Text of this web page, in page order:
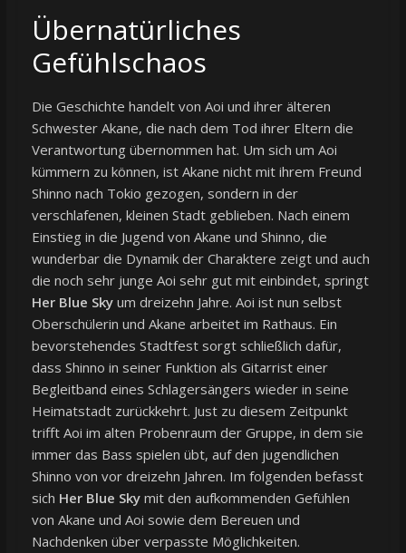
Übernatürliches
Gefühlschaos
Die Geschichte handelt von Aoi und ihrer älteren
Schwester Akane, die nach dem Tod ihrer Eltern die
Verantwortung übernommen hat. Um sich um Aoi
kümmern zu können, ist Akane nicht mit ihrem Freund
Shinno nach Tokio gezogen, sondern in der
verschlafenen, kleinen Stadt geblieben. Nach einem
Einstieg in die Jugend von Akane und Shinno, die
wunderbar die Dynamik der Charaktere zeigt und auch
die noch sehr junge Aoi sehr gut mit einbindet, springt
Her Blue Skyum dreizehn Jahre. Aoi ist nun selbst
Oberschülerin und Akane arbeitet im Rathaus. Ein
bevorstehendes Stadtfest sorgt schließlich dafür,
dass Shinno in seiner Funktion als Gitarrist einer
Begleitband eines Schlagersängers wieder in seine
Heimatstadt zurückkehrt. Just zu diesem Zeitpunkt
trifft Aoi im alten Probenraum der Gruppe, in dem sie
immer das Bass spielen übt, auf den jugendlichen
Shinno von vor dreizehn Jahren. Im folgenden befasst
sich Her Blue Skymit den aufkommenden Gefühlen
von Akane und Aoi sowie dem Bereuen und
Nachdenken über verpasste Möglichkeiten.